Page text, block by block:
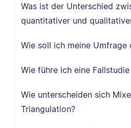
Was ist der Unterschied
quantitativer und
Wie soll ich meine Umfrage
Wie führe ich eine
Wie unterscheiden sich
Triangulation?